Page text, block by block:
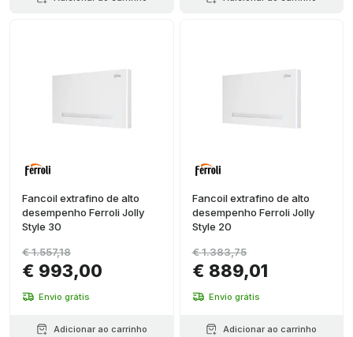
Fancoil extrafino de alto
desempenho Ferroli Jolly
Style 30
€ 993,00
€ 1.557,18
Envio grátis
Adicionar ao carrinho
Fancoil extrafino de alto
desempenho Ferroli Jolly
Style 20
€ 889,01
€ 1.383,75
Envio grátis
Adicionar ao carrinho